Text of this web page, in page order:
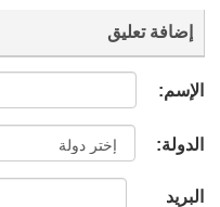
إضافة تعليق
الإسم:
الدولة:
البريد